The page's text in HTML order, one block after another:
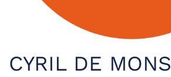
CYRIL DE MONS